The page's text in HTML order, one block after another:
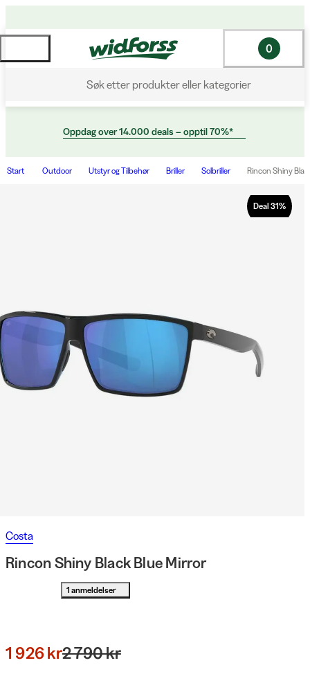
Søk etter produkter eller kategorier
0
Oppdag over 14.000 deals – opptil 70%*
Start Outdoor Utstyr og Tilbehør Briller Solbriller Rincon Shiny
Deal 31%
Costa
Rincon Shiny Black Blue Mirror
1 anmeldelser
1 926 kr2 790 kr